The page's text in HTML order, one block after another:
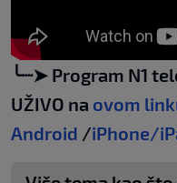
╰┈➤ Program N1
UŽIVO na ovom
Android /iPhone/